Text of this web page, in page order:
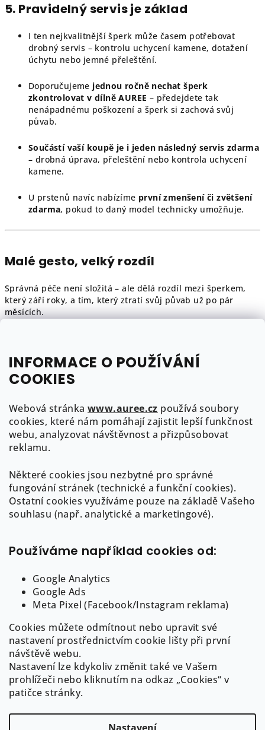
INFORMACE O POUŽÍVÁNÍ
COOKIES
Webová stránka www.auree.cz používá soubory
cookies, které nám pomáhají zajistit lepší funkčnost
webu, analyzovat návštěvnost a přizpůsobovat
reklamu.
Některé cookies jsou nezbytné pro správné
fungování stránek (technické a funkční cookies).
Ostatní cookies využíváme pouze na základě Vašeho
souhlasu (např. analytické a marketingové).
Používáme například cookies od:
Google Analytics
Google Ads
Meta Pixel (Facebook/Instagram reklama)
Cookies můžete odmítnout nebo upravit své
nastavení prostřednictvím cookie lišty při první
návštěvě webu.
Nastavení lze kdykoliv změnit také ve Vašem
prohlížeči nebo kliknutím na odkaz „Cookies“ v
patičce stránky.
5. Pravidelný servis je základ
I ten nejkvalitnější šperk může časem potřebovat
drobný servis – kontrolu uchycení kamene, dotažení
úchytu nebo jemné přeleštění.
Doporučujeme jednou ročně nechat šperk
zkontrolovat v dílně AUREE – předejdete tak
nenápadnému poškození a šperk si zachová svůj
půvab.
Součástí vaší koupě je i jeden následný servis zdarma
– drobná úprava, přeleštění nebo kontrola uchycení
kamene.
U prstenů navíc nabízíme první zmenšení či zvětšení
zdarma, pokud to daný model technicky umožňuje.
Malé gesto, velký rozdíl
Správná péče není složitá – ale dělá rozdíl mezi šperkem,
který září roky, a tím, který ztratí svůj půvab už po pár
měsících.
celý život.
Předchozí článek Další článek
p
a
Kontakt
info@auree.cz
722 21 21 92
Informace pro Vás
O AUREE
Obchodní podmínky
Puncovní značení a ryzost šperků
GDPR
Cookies